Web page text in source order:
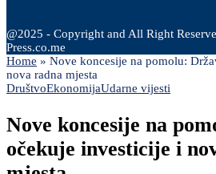
@2025 - Copyright and All Right
Press.co.me
Home » Nove koncesije na pomolu:
nova radna mjesta
DruštvoEkonomijaUdarne vijesti
Nove koncesije na
očekuje investicije i